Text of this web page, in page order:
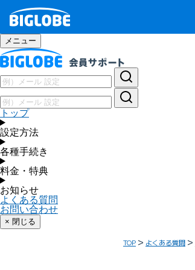
メニュー
トップ
設定方法
各種手続き
料金・特典
お知らせ
よくある質問
お問い合わせ
× 閉じる
TOP よくある質問